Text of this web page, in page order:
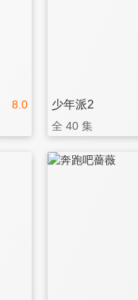
8.0 少年派2
全 40 集